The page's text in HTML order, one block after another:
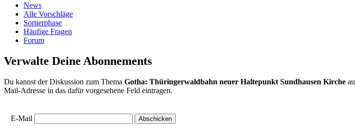
Zum
Inhalt
springen
News
Alle Vorschläge
Sortierphase
Häufige Fragen
Forum
Verwalte Deine Abonnements
Du kannst der Diskussion zum Thema Gotha: Thüringerwaldbahn neuer Haltepunkt Sundhausen Kirche
Mail-Adresse in das dafür vorgesehene Feld eintragen.
E-Mail